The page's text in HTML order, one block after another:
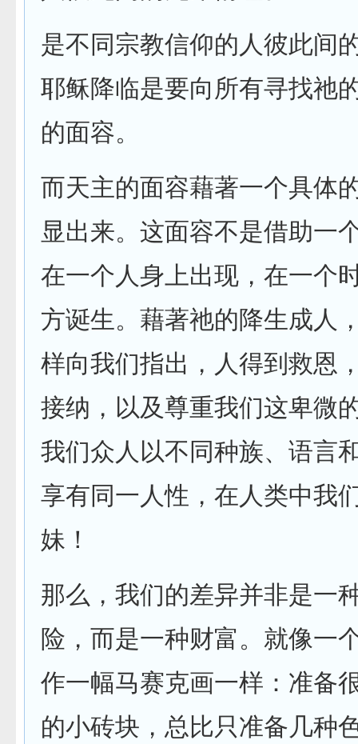
是不同宗教信仰的人彼此间
耶稣降临是要向所有寻找祂
的面容。
而天主的面容藉著一个具体
显出来。这面容不是借助一
在一个人身上出现，在一个
方诞生。藉著祂的降生成人
样向我们指出，人得到救恩
接纳，以及尊重我们这卑微
我们众人以不同种族、语言
享有同一人性，在人类中我
妹！
那么，我们的差异并非是一
险，而是一种财富。就像一
作一幅马赛克画一样：准备
的小砖块，总比只准备几种